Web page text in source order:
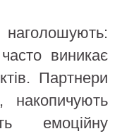
виникає
Партнери
накопичують
емоційну